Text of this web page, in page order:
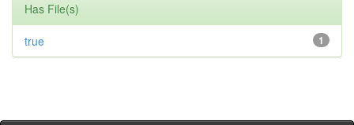
Has File(s)
1
true